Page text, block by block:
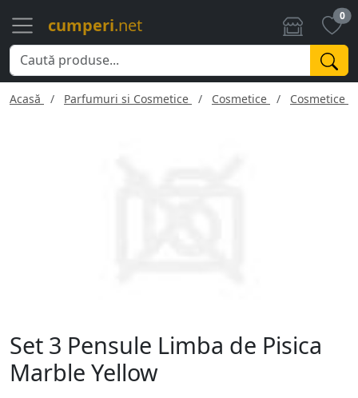
cumperi.net 0
Acasă Parfumuri si Cosmetice Cosmetice Cosmetice
Set 3 Pensule Limba de Pisica
Marble Yellow